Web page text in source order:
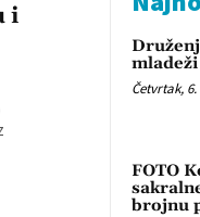
i
Četvrtak,
FOTO
brojnu